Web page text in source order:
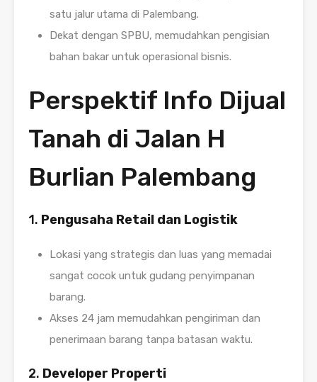
satu jalur utama di Palembang.
Dekat dengan SPBU, memudahkan pengisian
bahan bakar untuk operasional bisnis.
Perspektif Info Dijual
Tanah di Jalan H
Burlian Palembang
1. Pengusaha Retail dan Logistik
Lokasi yang strategis dan luas yang memadai
sangat cocok untuk gudang penyimpanan
barang.
Akses 24 jam memudahkan pengiriman dan
penerimaan barang tanpa batasan waktu.
2. Developer Properti